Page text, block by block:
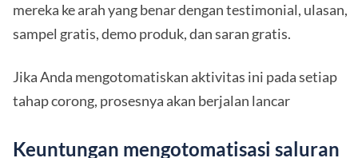
mereka ke arah yang benar dengan testimonial, ulasan,
sampel gratis, demo produk, dan saran gratis.
Jika Anda mengotomatiskan aktivitas ini pada setiap
tahap corong, prosesnya akan berjalan lancar
Keuntungan mengotomatisasi saluran